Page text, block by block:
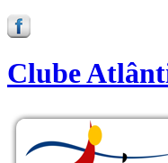
Clube